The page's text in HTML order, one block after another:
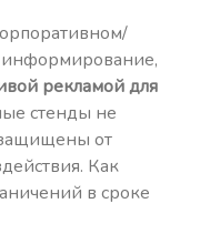
рекламой для
стенды не
от
Как
в сроке